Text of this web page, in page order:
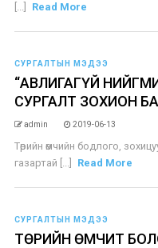
[...] Read More
СУРГАЛТЫН МЭДЭЭ
“АВЛИГАГҮЙ
СУРГАЛТ ЗОХИОН
admin 2019-06-13
Төрийн өмчийн бодлого,
газартай [...]
Read More
СУРГАЛТЫН МЭДЭЭ
ТӨРИЙН ӨМЧИТ